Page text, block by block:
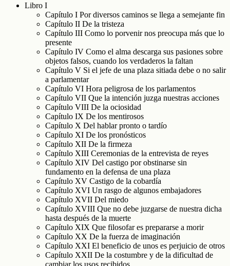
Libro I
Capítulo I Por diversos caminos se llega a semejante fin
Capítulo II De la tristeza
Capítulo III Como lo porvenir nos preocupa más que lo
presente
Capítulo IV Como el alma descarga sus pasiones sobre
objetos falsos, cuando los verdaderos la faltan
Capítulo V Si el jefe de una plaza sitiada debe o no salir
a parlamentar
Capítulo VI Hora peligrosa de los parlamentos
Capítulo VII Que la intención juzga nuestras acciones
Capítulo VIII De la ociosidad
Capítulo IX De los mentirosos
Capítulo X Del hablar pronto o tardío
Capítulo XI De los pronósticos
Capítulo XII De la firmeza
Capítulo XIII Ceremonias de la entrevista de reyes
Capítulo XIV Del castigo por obstinarse sin
fundamento en la defensa de una plaza
Capítulo XV Castigo de la cobardía
Capítulo XVI Un rasgo de algunos embajadores
Capítulo XVII Del miedo
Capítulo XVIII Que no debe juzgarse de nuestra dicha
hasta después de la muerte
Capítulo XIX Que filosofar es prepararse a morir
Capítulo XX De la fuerza de imaginación
Capítulo XXI El beneficio de unos es perjuicio de otros
Capítulo XXII De la costumbre y de la dificultad de
cambiar los usos recibidos